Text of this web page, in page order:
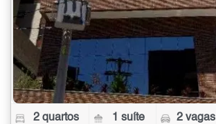
2 quartos 1 suíte 2 vagas